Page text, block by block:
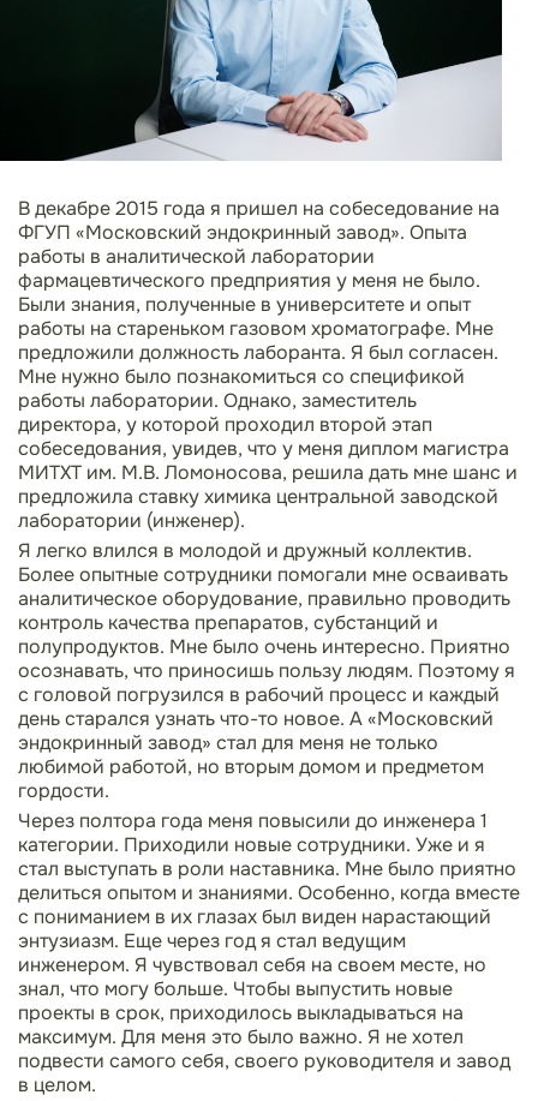
В декабре 2015 года я пришел на собеседование на
ФГУП «Московский эндокринный завод». Опыта
работы в аналитической лаборатории
фармацевтического предприятия у меня не было.
Были знания, полученные в университете и опыт
работы на стареньком газовом хроматографе. Мне
предложили должность лаборанта. Я был согласен.
Мне нужно было познакомиться со спецификой
работы лаборатории. Однако, заместитель
директора, у которой проходил второй этап
собеседования, увидев, что у меня диплом магистра
МИТХТ им. М.В. Ломоносова, решила дать мне шанс и
предложила ставку химика центральной заводской
лаборатории (инженер).
Я легко влился в молодой и дружный коллектив.
Более опытные сотрудники помогали мне осваивать
аналитическое оборудование, правильно проводить
контроль качества препаратов, субстанций и
полупродуктов. Мне было очень интересно. Приятно
осознавать, что приносишь пользу людям. Поэтому я
с головой погрузился в рабочий процесс и каждый
день старался узнать что-то новое. А «Московский
эндокринный завод» стал для меня не только
любимой работой, но вторым домом и предметом
гордости.
Через полтора года меня повысили до инженера 1
категории. Приходили новые сотрудники. Уже и я
стал выступать в роли наставника. Мне было приятно
делиться опытом и знаниями. Особенно, когда вместе
с пониманием в их глазах был виден нарастающий
энтузиазм. Еще через год я стал ведущим
инженером. Я чувствовал себя на своем месте, но
знал, что могу больше. Чтобы выпустить новые
проекты в срок, приходилось выкладываться на
максимум. Для меня это было важно. Я не хотел
подвести самого себя, своего руководителя и завод
в целом.